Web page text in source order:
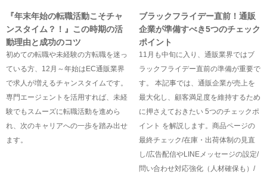
『年末年始の転職活動こそチャ
ンスタイム？！』この時期の活
動理由と成功のコツ
初めての転職や未経験の方転職を迷っ
ている方、12月～年始はEC通販業界
で求人が増えるチャンスタイムです。
専門エージェントを活用すれば、未経
験でもスムーズに転職活動を進めら
れ、次のキャリアへの一歩を踏み出せ
ます。
ブラックフライデー直前！通販
企業が準備すべき5つのチェック
ポイント
11月も中旬に入り、通販業界ではブ
ラックフライデー直前の準備が重要で
す。 本記事では、通販企業が売上を
最大化し、顧客満足度を維持するため
に押さえておきたい 5つのチェックポ
イント を解説します。商品ページの
最終チェック/在庫・出荷体制の見直
し/広告配信やLINEメッセージの設定/
問い合わせ対応強化（人材確保も）/